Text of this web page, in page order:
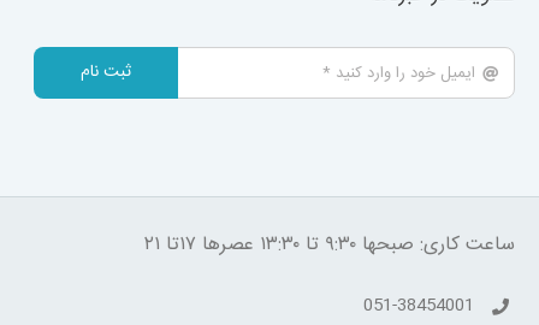
ثبت نام
ساعت کاری: صبحها ۹:۳۰ تا ۱۳:۳۰ عصرها ۱۷تا ۲۱
051-38454001